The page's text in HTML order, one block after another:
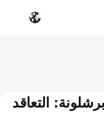
التعاقد